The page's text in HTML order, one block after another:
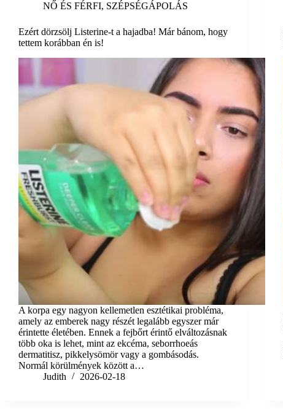
NŐ ÉS FÉRFI, SZÉPSÉGÁPOLÁS
Ezért dörzsölj Listerine-t a hajadba! Már bánom, hogy
tettem korábban én is!
A korpa egy nagyon kellemetlen esztétikai probléma,
amely az emberek nagy részét legalább egyszer már
érintette életében. Ennek a fejbőrt érintő elváltozásnak
több oka is lehet, mint az ekcéma, seborrhoeás
dermatitisz, pikkelysömör vagy a gombásodás.
Normál körülmények között a…
Judith
2026-02-18